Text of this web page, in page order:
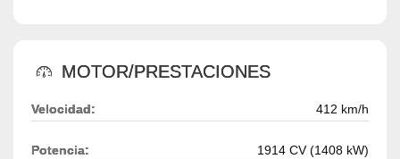
MOTOR/PRESTACIONES
Velocidad: 412 km/h
Potencia: 1914 CV (1408 kW)